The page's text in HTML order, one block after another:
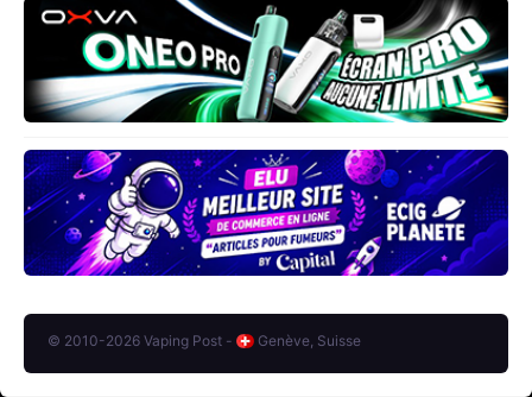
© 2010-2026 Vaping Post - Genève, Suisse